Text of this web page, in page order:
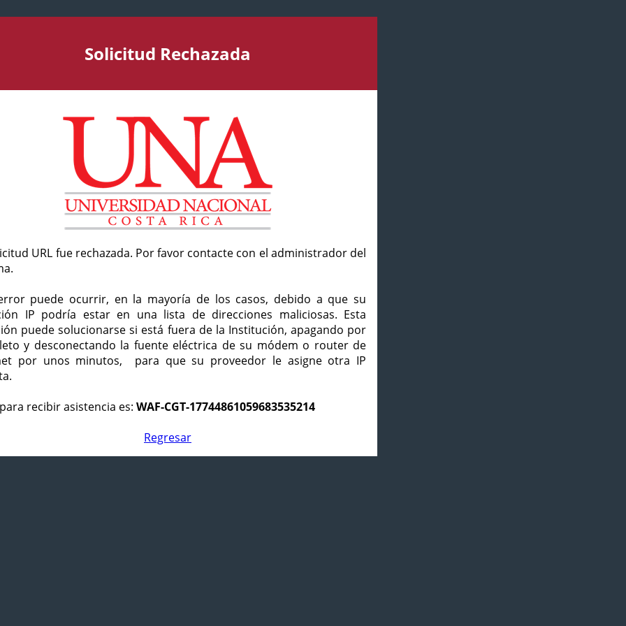
Solicitud Rechazada
URL fue rechazada. Por favor contacte con el administrador del
puede ocurrir, en la mayoría de los casos, debido a que su
IP podría estar en una lista de direcciones maliciosas. Esta
puede solucionarse si está fuera de la Institución, apagando por
y desconectando la fuente eléctrica de su módem o router de
por unos minutos, para que su proveedor le asigne otra IP
recibir asistencia es: WAF-CGT-17744861059683535214
Regresar